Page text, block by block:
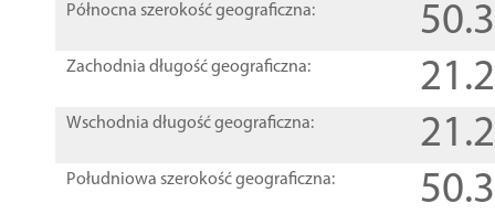
Północna szerokość geograficzna:
Zachodnia długość geograficzna:
Wschodnia długość geograficzna:
Południowa szerokość geograficzna: